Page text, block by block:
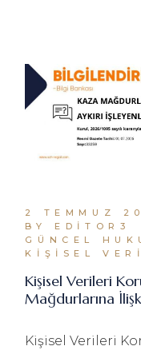
2 TEMMUZ
BY EDITOR3
GÜNCEL
KIŞISEL
Kişisel Verileri
Mağdurlarına
Kişisel Verileri